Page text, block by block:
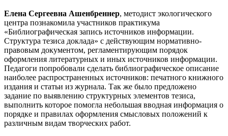
Елена Сергеевна Ашенбреннер, методист экологического
центра познакомила участников практикума
«Библиографическая запись источников информации.
Структура тезиса доклада» с действующим нормативно-
правовым документом, регламентирующим порядок
оформления литературных и иных источников информации.
Педагоги попробовали сделать библиографическое описание
наиболее распространенных источников: печатного книжного
издания и статьи из журнала. Так же было предложено
задание по выявлению структурных элементов тезиса,
выполнить которое помогла небольшая вводная информация о
порядке и правилах оформления смысловых положений к
различным видам творческих работ.